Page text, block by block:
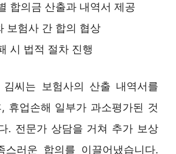
합의금 산출과 내역서 제공
보험사 간 합의 협상
시 법적 절차 진행
씨는 보험사의 산출 내역서를
휴업손해 일부가 과소평가된 것
. 전문가 상담을 거쳐 추가 보상
러운 합의를 이끌어냈습니다.